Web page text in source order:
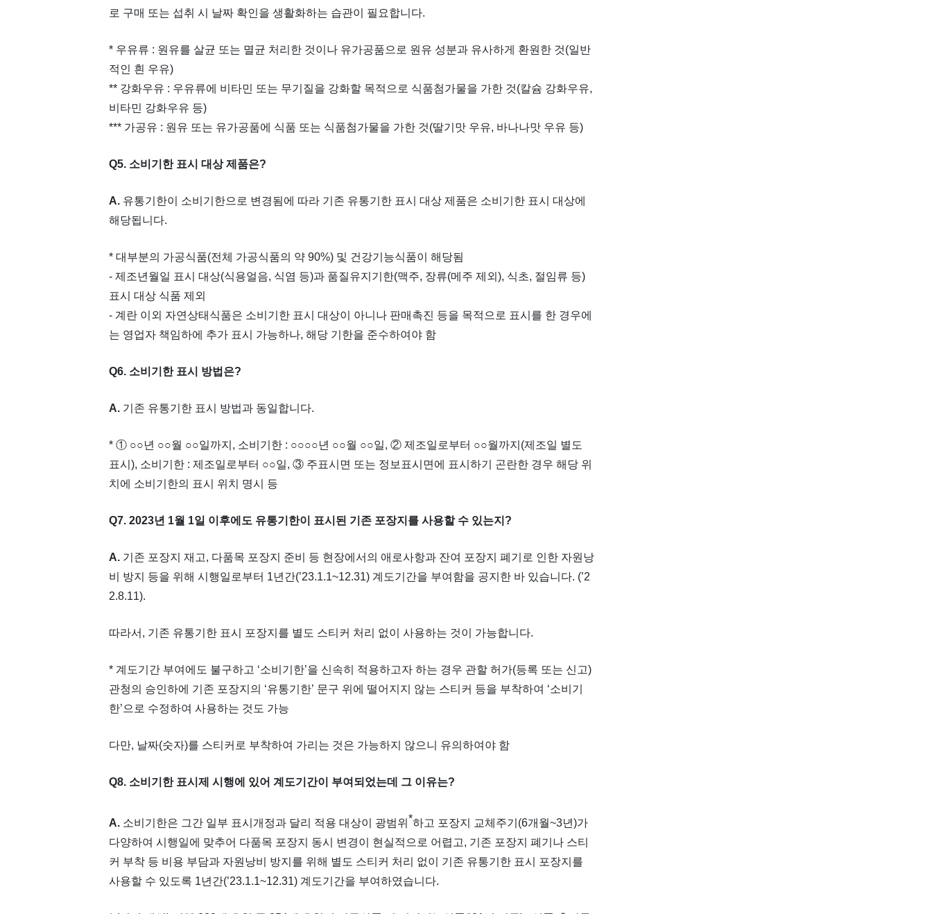
로 구매 또는 섭취 시 날짜 확인을 생활화하는 습관이 필요합니다.
* 우유류 : 원유를 살균 또는 멸균 처리한 것이나 유가공품으로 원유 성분과 유사하게 환원한 것(일반
적인 흰 우유)
** 강화우유 : 우유류에 비타민 또는 무기질을 강화할 목적으로 식품첨가물을 가한 것(칼슘 강화우유,
비타민 강화우유 등)
*** 가공유 : 원유 또는 유가공품에 식품 또는 식품첨가물을 가한 것(딸기맛 우유, 바나나맛 우유 등)
Q5. 소비기한 표시 대상 제품은?
A. 유통기한이 소비기한으로 변경됨에 따라 기존 유통기한 표시 대상 제품은 소비기한 표시 대상에
해당됩니다.
* 대부분의 가공식품(전체 가공식품의 약 90%) 및 건강기능식품이 해당됨
- 제조년월일 표시 대상(식용얼음, 식염 등)과 품질유지기한(맥주, 장류(메주 제외), 식초, 절임류 등)
표시 대상 식품 제외
- 계란 이외 자연상태식품은 소비기한 표시 대상이 아니나 판매촉진 등을 목적으로 표시를 한 경우에
는 영업자 책임하에 추가 표시 가능하나, 해당 기한을 준수하여야 함
Q6. 소비기한 표시 방법은?
A. 기존 유통기한 표시 방법과 동일합니다.
* ① ○○년 ○○월 ○○일까지, 소비기한 : ○○○○년 ○○월 ○○일, ② 제조일로부터 ○○월까지(제조일 별도
표시), 소비기한 : 제조일로부터 ○○일, ③ 주표시면 또는 정보표시면에 표시하기 곤란한 경우 해당 위
치에 소비기한의 표시 위치 명시 등
Q7. 2023년 1월 1일 이후에도 유통기한이 표시된 기존 포장지를 사용할 수 있는지?
A. 기존 포장지 재고, 다품목 포장지 준비 등 현장에서의 애로사항과 잔여 포장지 폐기로 인한 자원낭
비 방지 등을 위해 시행일로부터 1년간(’23.1.1~12.31) 계도기간을 부여함을 공지한 바 있습니다. (’2
2.8.11).
따라서, 기존 유통기한 표시 포장지를 별도 스티커 처리 없이 사용하는 것이 가능합니다.
* 계도기간 부여에도 불구하고 ‘소비기한’을 신속히 적용하고자 하는 경우 관할 허가(등록 또는 신고)
관청의 승인하에 기존 포장지의 ‘유통기한’ 문구 위에 떨어지지 않는 스티커 등을 부착하여 ‘소비기
한’으로 수정하여 사용하는 것도 가능
다만, 날짜(숫자)를 스티커로 부착하여 가리는 것은 가능하지 않으니 유의하여야 함
Q8. 소비기한 표시제 시행에 있어 계도기간이 부여되었는데 그 이유는?
A. 소비기한은 그간 일부 표시개정과 달리 적용 대상이 광범위 *하고 포장지 교체주기(6개월~3년)가
다양하여 시행일에 맞추어 다품목 포장지 동시 변경이 현실적으로 어렵고, 기존 포장지 폐기나 스티
커 부착 등 비용 부담과 자원낭비 방지를 위해 별도 스티커 처리 없이 기존 유통기한 표시 포장지를
사용할 수 있도록 1년간(’23.1.1~12.31) 계도기간을 부여하였습니다.